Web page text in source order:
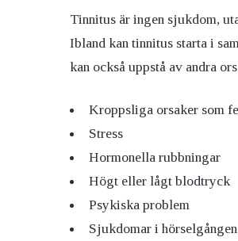
Tinnitus är ingen sjukdom,
Ibland kan tinnitus starta i
kan också uppstå av andra
Kroppsliga orsaker som
Stress
Hormonella rubbningar
Högt eller lågt blodtryck
Psykiska problem
Sjukdomar i hörselgången